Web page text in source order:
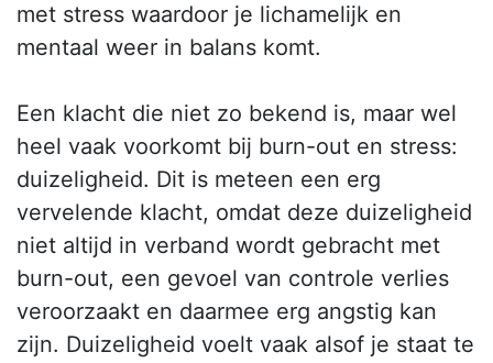
met stress waardoor je lichamelijk en
mentaal weer in balans komt.
Een klacht die niet zo bekend is, maar wel
heel vaak voorkomt bij burn-out en stress:
duizeligheid. Dit is meteen een erg
vervelende klacht, omdat deze duizeligheid
niet altijd in verband wordt gebracht met
burn-out, een gevoel van controle verlies
veroorzaakt en daarmee erg angstig kan
zijn. Duizeligheid voelt vaak alsof je staat te